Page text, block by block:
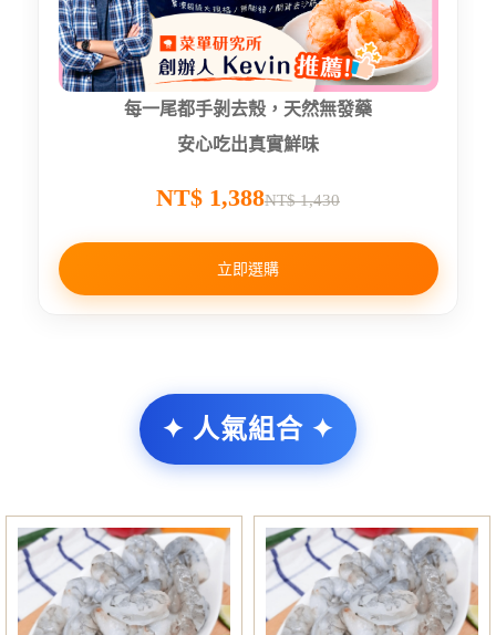
每一尾都手剝去殼，天然無發藥
安心吃出真實鮮味
NT$ 1,388NT$ 1,430
立即選購
✦ 人氣組合 ✦